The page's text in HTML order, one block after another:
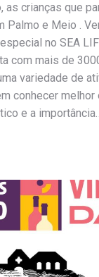
as crianças que
Palmo e Meio .
no SEA
com mais de
variedade de
conhecer melhor
e a